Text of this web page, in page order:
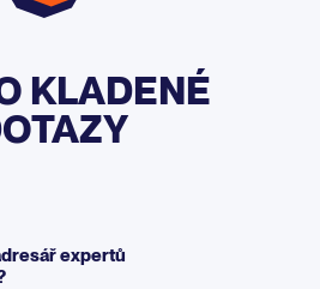
KLADENÉ
expertů